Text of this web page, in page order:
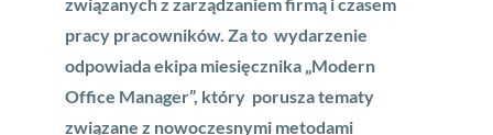
pracy pracowników. Za to wydarzenie
odpowiada ekipa miesięcznika „Modern
Office Manager”, który porusza tematy
związane z nowoczesnymi metodami